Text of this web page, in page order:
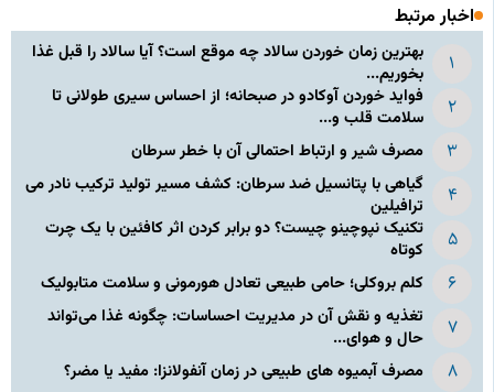
اخبار مرتبط
بهترین زمان خوردن سالاد چه موقع است؟ آیا سالاد را قبل غذا
بخوریم...
فواید خوردن آوکادو در صبحانه؛ از احساس سیری طولانی تا
سلامت قلب و...
مصرف شیر و ارتباط احتمالی آن با خطر سرطان
گیاهی با پتانسیل ضد سرطان: کشف مسیر تولید ترکیب نادر می‌
ترافیلین
تکنیک نپوچینو چیست؟ دو برابر کردن اثر کافئین با یک چرت
کوتاه
کلم بروکلی؛ حامی طبیعی تعادل هورمونی و سلامت متابولیک
تغذیه و نقش آن در مدیریت احساسات: چگونه غذا می‌تواند
حال و هوای...
مصرف آبمیوه های طبیعی در زمان آنفولانزا: مفید یا مضر؟